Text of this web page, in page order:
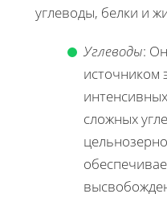
углеводы, белки и
Углеводы:
источником
сложных